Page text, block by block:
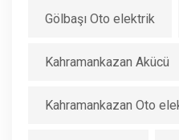
Gölbaşı Oto elektrik
Kahramankazan Akücü
Kahramankazan Oto